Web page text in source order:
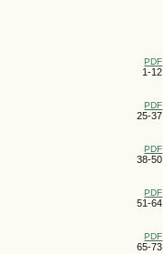
PDF
1-12
PDF
25-37
PDF
38-50
PDF
51-64
PDF
65-73